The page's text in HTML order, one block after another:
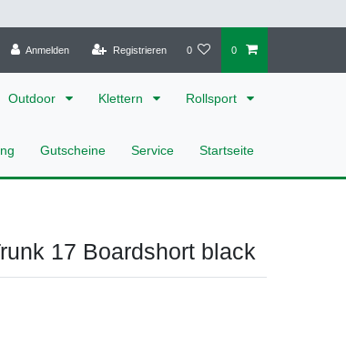
Anmelden Registrieren 0 0
Outdoor Klettern Rollsport
Gutscheine Service Startseite
17 Boardshort black